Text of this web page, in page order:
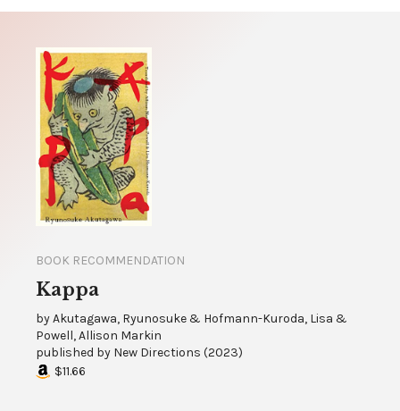
BOOK RECOMMENDATION
Kappa
byAkutagawa, Ryunosuke & Hofmann-Kuroda, Lisa &
Powell, Allison Markin
published by New Directions (2023)
$11.66